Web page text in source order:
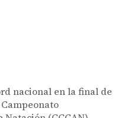
nacional en la final de